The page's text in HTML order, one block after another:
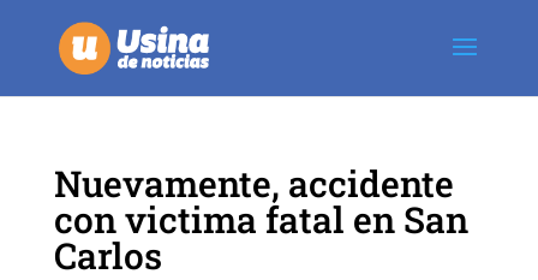
Nuevamente, accidente
con victima fatal en San
Carlos